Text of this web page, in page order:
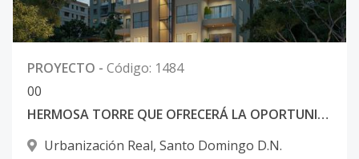
PROYECTO - Código: 1484
00
HERMOSA TORRE QUE OFRECERÁ LA OPORTUNIDAD DE VIVIR EN FAMILIA
Urbanización Real, Santo Domingo D.N.